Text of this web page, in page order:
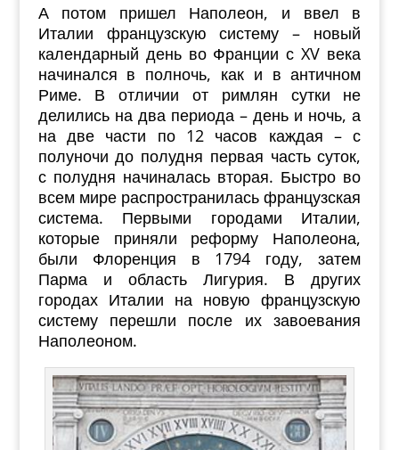
А потом пришел Наполеон, и ввел в
Италии французскую систему – новый
календарный день во Франции с XV века
начинался в полночь, как и в античном
Риме. В отличии от римлян сутки не
делились на два периода – день и ночь, а
на две части по 12 часов каждая – с
полуночи до полудня первая часть суток,
с полудня начиналась вторая. Быстро во
всем мире распространилась французская
система. Первыми городами Италии,
которые приняли реформу Наполеона,
были Флоренция в 1794 году, затем
Парма и область Лигурия. В других
городах Италии на новую французскую
систему перешли после их завоевания
Наполеоном.